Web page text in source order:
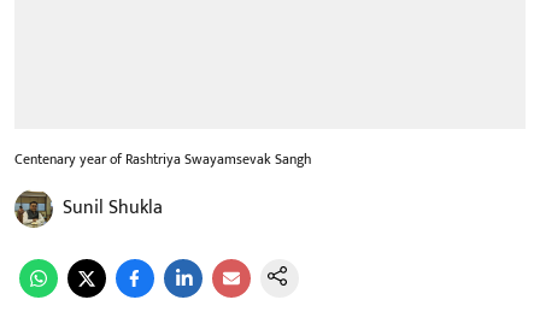
Centenary year of Rashtriya Swayamsevak Sangh
Sunil Shukla